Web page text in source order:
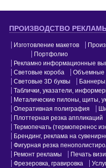
ПРОИЗВОДСТВО
Изготовление макетов
Портфолио
Рекламно информационные
Световые короба
Объемные
Световые 3D буквы
Таблички, указатели,
Металические пилоны, щиты,
Оперативная полиграфия
Плоттерная резка аппликаций
Термопечать (термоперенос
Брендинг, реклама на
Фигурная резка
Ремонт рекламы
Печать
Фрезеровка, гравировка